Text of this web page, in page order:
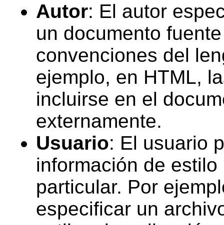
Autor: El autor
un documento
convenciones del
ejemplo, en HTML,
incluirse en el
externamente.
Usuario: El usuario
información de
particular. Por
especificar un